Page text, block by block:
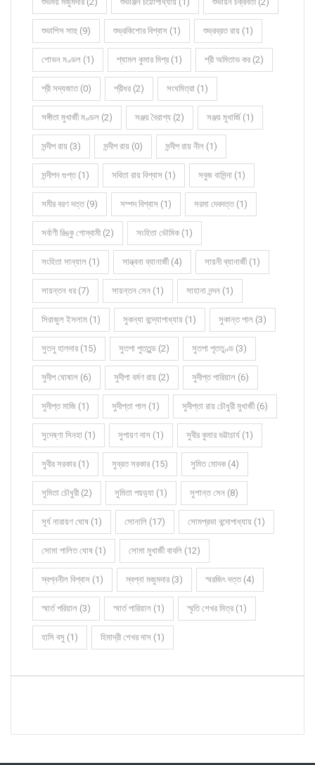
শুভাশিস সাহু (9) শুভ্রকিশোর বিশ্বাস (1) শুভ্রব্রত রায় (1)
শোভন মণ্ডল (1) শ্যামল কুমার মিশ্র (1) শ্রী অমিতাভ কর (2)
শ্রী সদ্যজাত (0) শ্রীধর (2) সংঘমিত্রা (1)
সঙ্গীতা মুখার্জী মণ্ডল (2) সঞ্জয় বৈরাগ্য (2) সঞ্জয় মুখার্জি (1)
সন্দীপ রায় (3) সন্দীপ রায় (0) সন্দীপ রায় নীল (1)
সন্দীপন গুপ্ত (1) সবিতা রায় বিশ্বাস (1) সবুজ বাসিন্দা (1)
সমীর বরণ দত্ত (9) সম্পদ বিশ্বাস (1) সরমা দেবদত্ত (1)
সর্বাণী রিঙ্কু গোস্বামী (2) সংহিতা ভৌমিক (1)
সংহিতা সান্যাল (1) সান্ত্বনা ব্যানার্জী (4) সায়নী ব্যানার্জী (1)
সায়ন্তন ধর (7) সায়ন্তন সেন (1) সাহানা নন্দন (1)
সিরাজুল ইসলাম (1) সুকন্যা বন্দ্যোপাধ্যায় (1) সুকান্ত পাল (3)
সুতনু হালদার (15) সুতপা পুততুন্ড (2) সুতপা পূততুণ্ড (3)
সুদীপ ঘোষাল (6) সুদীপা বর্মণ রায় (2) সুদীপ্ত পারিয়াল (6)
সুদীপ্ত মাজি (1) সুদীপ্তা পাল (1) সুদীপ্তা রায় চৌধুরী মুখার্জী (6)
সুদেষ্ণা সিনহা (1) সুপায়ণ দাস (1) সুবীর কুমার ভট্টাচার্য (1)
সুবীর সরকার (1) সুব্রত সরকার (15) সুমিত মোদক (4)
সুমিতা চৌধুরী (2) সুমিতা পয়ড়্যা (1) সুশান্ত সেন (8)
সূর্য নারায়ণ ঘোষ (1) সোনালি (17) সোমপ্রভা বন্দোপাধ্যায় (1)
সোমা পালিত ঘোষ (1) সোমা মুখার্জী বাবলি (12)
স্বপ্ননীল বিশ্বাস (1) স্বপ্না মজুমদার (3) স্মরজিৎ দত্ত (4)
স্মার্ত পরিয়াল (3) স্মার্ত পারিয়াল (1) স্মৃতি শেখর মিত্র (1)
হাসি বসু (1) হিমাদ্রী শেখর দাস (1)